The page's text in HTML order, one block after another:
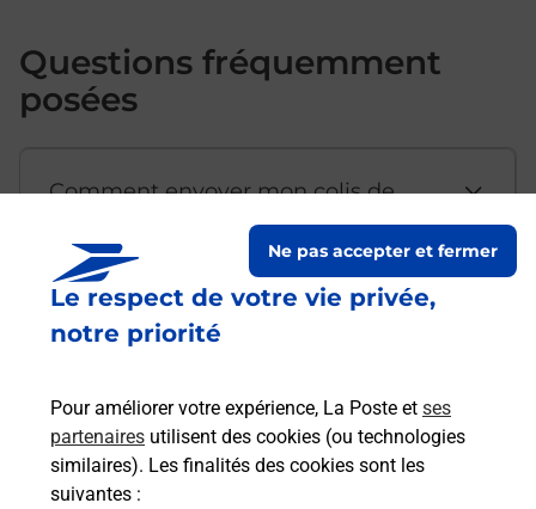
Le respect de votre vie privée,
notre priorité
Pour améliorer votre expérience, La Poste et ses
partenaires utilisent des cookies (ou technologies
similaires). Les finalités des cookies sont les
suivantes :
Ne pas accepter et fermer
Questions fréquemment
posées
Comment envoyer mon colis de
Est-il possible d’acheter un
emballage directement depuis un
Comment demander une
modification de livraison ?